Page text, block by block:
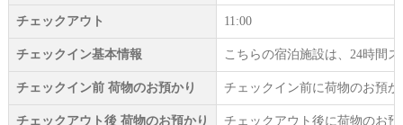
チェックアウト 11:00
チェックイン基本情報 こちらの宿泊施設は、24時間
チェックイン前 荷物のお預かり チェックイン前に荷物のお預
チェックアウト後 荷物のお預かり チェックアウト後に荷物のお